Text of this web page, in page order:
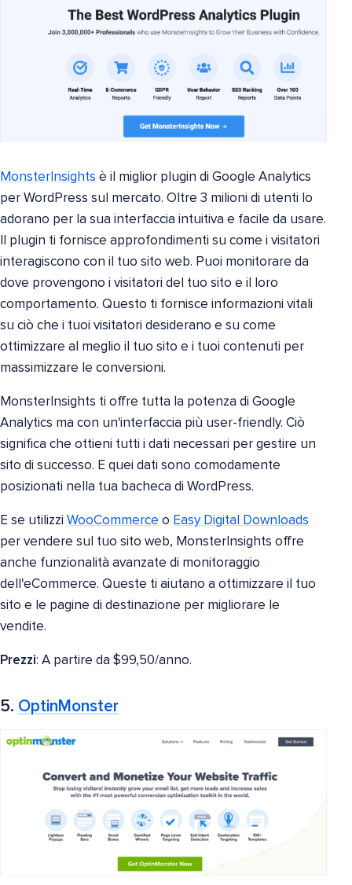
MonsterInsights è il miglior plugin di Google Analytics
per WordPress sul mercato. Oltre 3 milioni di utenti lo
adorano per la sua interfaccia intuitiva e facile da usare.
Il plugin ti fornisce approfondimenti su come i visitatori
interagiscono con il tuo sito web. Puoi monitorare da
dove provengono i visitatori del tuo sito e il loro
comportamento. Questo ti fornisce informazioni vitali
su ciò che i tuoi visitatori desiderano e su come
ottimizzare al meglio il tuo sito e i tuoi contenuti per
massimizzare le conversioni.
MonsterInsights ti offre tutta la potenza di Google
Analytics ma con un'interfaccia più user-friendly. Ciò
significa che ottieni tutti i dati necessari per gestire un
sito di successo. E quei dati sono comodamente
posizionati nella tua bacheca di WordPress.
E se utilizzi WooCommerce o Easy Digital Downloads
per vendere sul tuo sito web, MonsterInsights offre
anche funzionalità avanzate di monitoraggio
dell'eCommerce. Queste ti aiutano a ottimizzare il tuo
sito e le pagine di destinazione per migliorare le
vendite.
Prezzi: A partire da $99,50/anno.
5. OptinMonster